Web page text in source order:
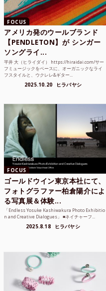
FOCUS
アメリカ発のウールブランド
【PENDLETON】が シンガー
ソングライ...
平井 大（ヒライダイ） https://hiraidai.com/サー
フミュージックをベースに、オーガニックなライ
フスタイルと、ウクレレ&ギター...
2025.10.20 ヒラバヤシ
FOCUS
ゴールドウイン東京本社にて、
フォトグラファー柏倉陽介によ
る写真展＆体験...
「Endless Yosuke Kashiwakura Photo Exhibitio
n and Creative Dialogues」 ■ネイチャーフ...
2025.8.18 ヒラバヤシ